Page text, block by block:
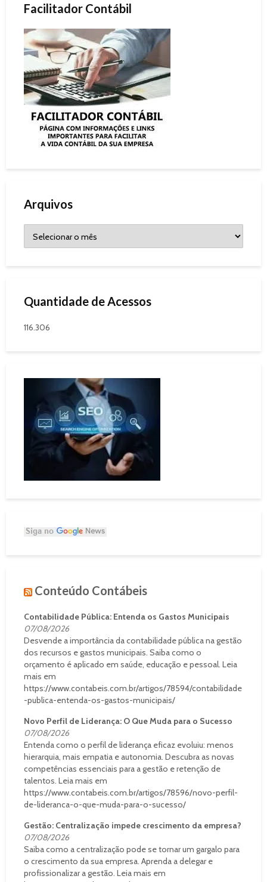
Facilitador Contábil
Arquivos
Quantidade de Acessos
116.306
Conteúdo Contábeis
Contabilidade Pública: Entenda os Gastos Municipais
07/08/2026
Desvende a importância da contabilidade pública na gestão
dos recursos e gastos municipais. Saiba como o
orçamento é aplicado em saúde, educação e pessoal. Leia
mais em
https://www.contabeis.com.br/artigos/78594/contabilidade
-publica-entenda-os-gastos-municipais/
Novo Perfil de Liderança: O Que Muda para o Sucesso
07/08/2026
Entenda como o perfil de liderança eficaz evoluiu: menos
hierarquia, mais empatia e autonomia. Descubra as novas
competências essenciais para a gestão e retenção de
talentos. Leia mais em
https://www.contabeis.com.br/artigos/78596/novo-perfil-
de-lideranca-o-que-muda-para-o-sucesso/
Gestão: Centralização impede crescimento da empresa?
07/08/2026
Saiba como a centralização pode se tornar um gargalo para
o crescimento da sua empresa. Aprenda a delegar e
profissionalizar a gestão. Leia mais em